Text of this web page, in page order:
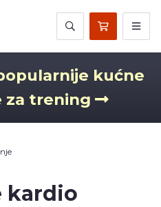
kućne
za trening
kardio